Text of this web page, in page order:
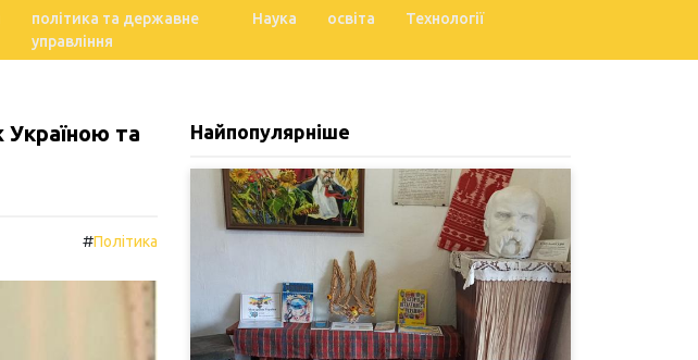
політика та державне
управління
Наука освіта Технології
Україною та
#Політика
Найпопулярніше